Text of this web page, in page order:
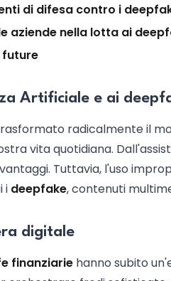
di difesa contro i
aziende nella lotta ai
future
Artificiale e ai
radicalmente il
vita quotidiana.
Tuttavia, l'uso
i deepfake, contenuti
digitale
finanziarie hanno subito